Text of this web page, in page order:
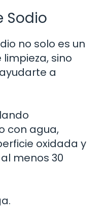
Sodio
no solo es un
sino
a
con agua,
oxidada y
menos 30